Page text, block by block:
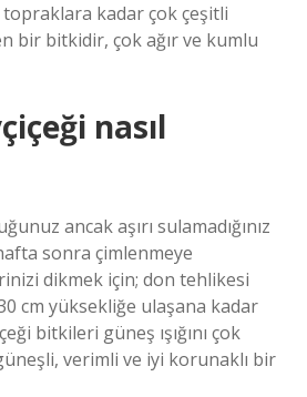
kadar çok çeşitli
bir bitkidir, çok ağır ve kumlu
nasıl
ancak aşırı sulamadığınız
sonra çimlenmeye
dikmek için; don tehlikesi
cm yüksekliğe ulaşana kadar
bitkileri güneş ışığını çok
verimli ve iyi korunaklı bir